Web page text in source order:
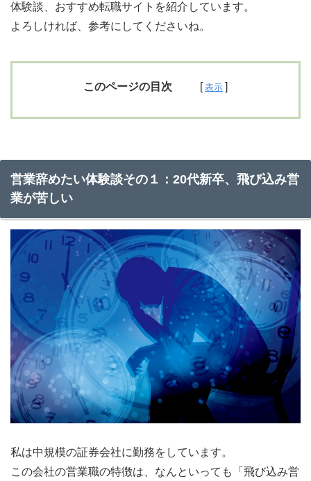
体験談、おすすめ転職サイトを紹介しています。
よろしければ、参考にしてくださいね。
このページの目次
営業辞めたい体験談その１：20代新卒、飛び込み営
業が苦しい
私は中規模の証券会社に勤務をしています。
この会社の営業職の特徴は、なんといっても「飛び込み営